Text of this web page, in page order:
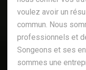
voulez avoir un
commun. Nous
professionnels et
Songeons et ses
sommes une